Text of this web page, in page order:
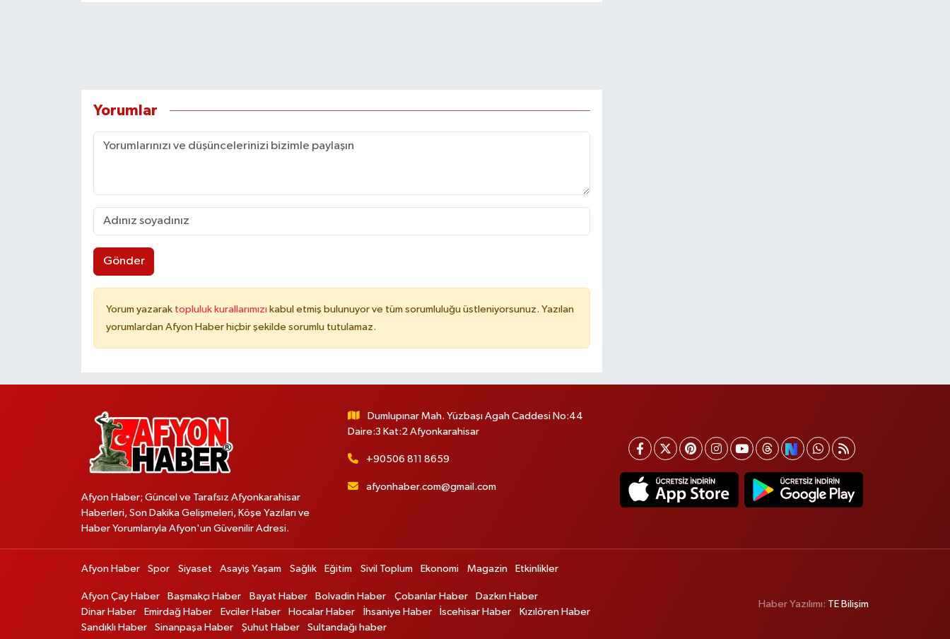
Yorumlar
Gönder
Yorum yazarak topluluk kurallarımızı kabul etmiş bulunuyor ve tüm sorumluluğu üstleniyorsunuz. Yazılan
yorumlardan Afyon Haber hiçbir şekilde sorumlu tutulamaz.
Afyon Haber; Güncel ve Tarafsız Afyonkarahisar
Haberleri, Son Dakika Gelişmeleri, Köşe Yazıları ve
Haber Yorumlarıyla Afyon'un Güvenilir Adresi.
Dumlupınar Mah. Yüzbaşı Agah Caddesi No:44
Daire:3 Kat:2 Afyonkarahisar
+90506 811 8659
afyonhaber.com@gmail.com
Afyon Haber Spor Siyaset Asayiş Yaşam Sağlık Eğitim Sivil Toplum Ekonomi Magazin Etkinlikler
Afyon Çay Haber Başmakçı Haber Bayat Haber Bolvadin Haber Çobanlar Haber
Dazkırı Haber
Dinar Haber
Emirdağ Haber Evciler Haber Hocalar Haber İhsaniye Haber İscehisar Haber
Kızılören Haber
Sandıklı Haber
Sinanpaşa Haber Şuhut Haber Sultandağı haber
Haber Yazılımı: TE Bilişim